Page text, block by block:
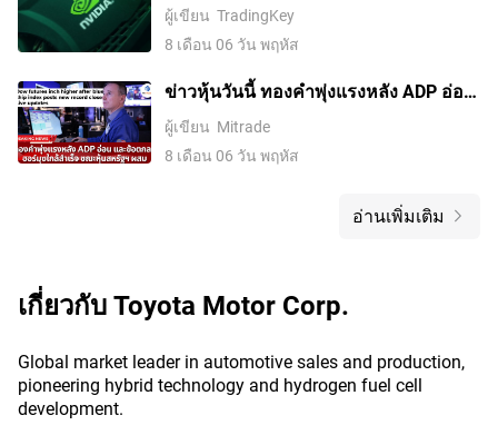
หลังบวกติดต่อกัน 5 วันพุ่งเกิน 10%
ผู้เขียน TradingKey
8 เดือน 06 วัน พฤหัส
ข่าวหุ้นวันนี้ ทองคำพุ่งแรงหลัง ADP อ่อน
และข้อตกลงฮอร์มุซใกล้สำเร็จ ขณะหุ้น
สหรัฐฯ ผสม
ผู้เขียน Mitrade
8 เดือน 06 วัน พฤหัส
อ่านเพิ่มเติม
เกี่ยวกับToyota Motor Corp.
Global market leader in automotive sales and production,
pioneering hybrid technology and hydrogen fuel cell
development.